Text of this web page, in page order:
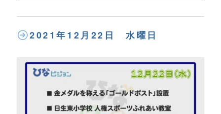
2021年12月22日 水曜日